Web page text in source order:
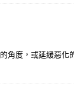
度，或延緩惡